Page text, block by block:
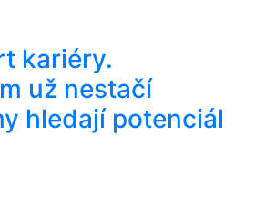
kariéry.
už nestačí
hledají potenciál